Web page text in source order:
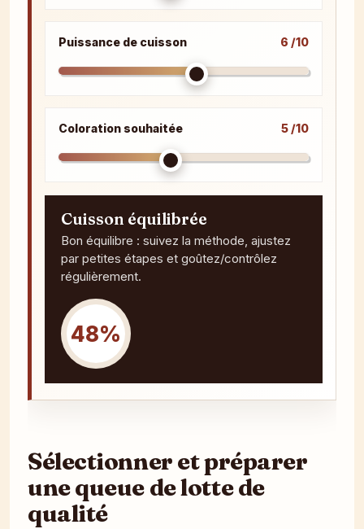
Puissance de cuisson 6 /10
Coloration souhaitée 5 /10
Cuisson équilibrée
Bon équilibre : suivez la méthode, ajustez
par petites étapes et goûtez/contrôlez
régulièrement.
48%
Sélectionner et préparer
une queue de lotte de
qualité